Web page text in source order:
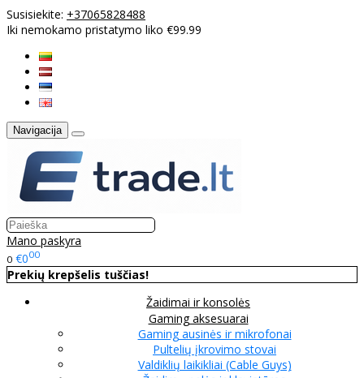
Susisiekite: +37065828488
Iki nemokamo pristatymo liko €99.99
Navigacija
Mano paskyra
0 €000
Prekių krepšelis tuščias!
Žaidimai ir konsolės
Gaming aksesuarai
Gaming ausinės ir mikrofonai
Pultelių įkrovimo stovai
Valdiklių laikikliai (Cable Guys)